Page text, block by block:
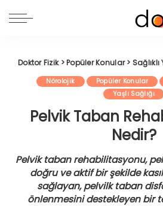
Doktor Fizik>Popüler Konular>
Nörolojik Popüler Konular
Yaşlı Sağlığı
Pelvik Taban
Nedir?
Pelvik taban rehabilitasyonu,
doğru ve aktif bir şekilde
sağlayan, pelvilk taban
önlenmesini destekleyen bir